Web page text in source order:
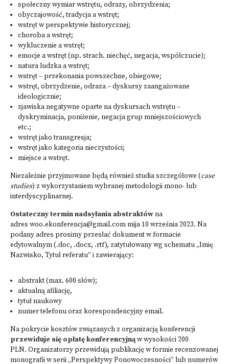
społeczny wymiar wstrętu, odrazy, obrzydzenia;
obyczajowość, tradycja a wstręt;
wstręt w perspektywie historycznej;
choroba a wstręt;
wykluczenie a wstręt;
emocje a wstręt (np. strach. niechęć, negacja, współczucie);
natura ludzka a wstręt;
wstręt – przekonania powszechne, obiegowe;
wstręt, obrzydzenie, odraza – dyskursy zaangażowane
ideologicznie;
zjawiska negatywne oparte na dyskursach wstrętu –
dyskryminacja, poniżenie, negacja grup mniejszościowych
etc.;
wstręt jako transgresja;
wstręt jako kategoria nieczystości;
miejsce a wstręt.
Niezależnie przyjmowane będą również studia szczegółowe (case
studies) z wykorzystaniem wybranej metodologii mono- lub
interdyscyplinarnej.
Ostateczny termin nadsyłania abstraktówna
adres woo.ekonferencja@gmail.com mija 10 września 2023. Na
podany adres prosimy przesłać dokument w formacie
edytowalnym (.doc, .docx, .rtf), zatytułowany wg schematu „Imię
Nazwisko, Tytuł referatu” i zawierający:
abstrakt (max. 600 słów);
aktualną afiliację,
tytuł naukowy
numer telefonu oraz korespondencyjny email.
Na pokrycie kosztów związanych z organizacją konferencji
przewiduje się opłatę konferencyjnąw wysokości 200
PLN. Organizatorzy przewidują publikację w formie recenzowanej
monografii w serii „Perspektywy Ponowoczesności” lub numerów